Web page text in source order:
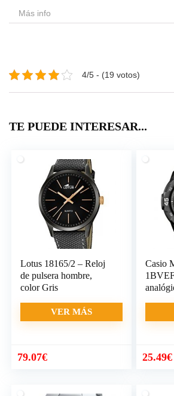
Más info
4/5 - (19 votos)
TE PUEDE INTERESAR...
Lotus 18165/2 – Reloj
de pulsera hombre,
color Gris
VER MÁS
79.07€
Casio
El
era:
25.49€